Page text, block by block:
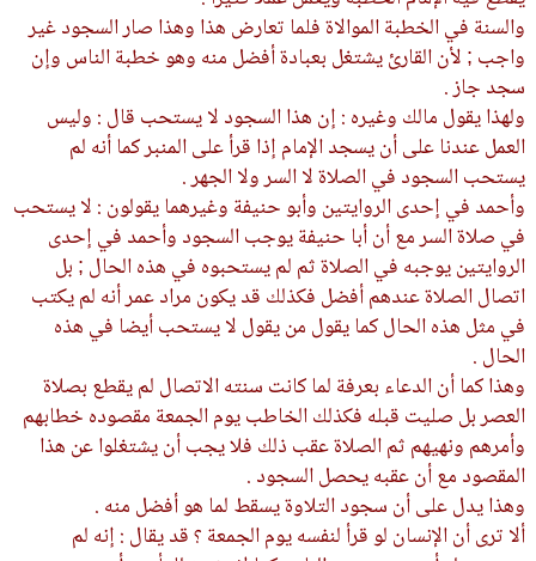
والسنة في الخطبة الموالاة فلما تعارض هذا وهذا صار السجود غير
واجب ; لأن القارئ يشتغل بعبادة أفضل منه وهو خطبة الناس وإن
سجد جاز .
ولهذا يقول مالك وغيره : إن هذا السجود لا يستحب قال : وليس
العمل عندنا على أن يسجد الإمام إذا قرأ على المنبر كما أنه لم
يستحب السجود في الصلاة لا السر ولا الجهر .
وأحمد في إحدى الروايتين وأبو حنيفة وغيرهما يقولون : لا يستحب
في صلاة السر مع أن أبا حنيفة يوجب السجود وأحمد في إحدى
الروايتين يوجبه في الصلاة ثم لم يستحبوه في هذه الحال ; بل
اتصال الصلاة عندهم أفضل فكذلك قد يكون مراد عمر أنه لم يكتب
في مثل هذه الحال كما يقول من يقول لا يستحب أيضا في هذه
الحال .
وهذا كما أن الدعاء بعرفة لما كانت سنته الاتصال لم يقطع بصلاة
العصر بل صليت قبله فكذلك الخاطب يوم الجمعة مقصوده خطابهم
وأمرهم ونهيهم ثم الصلاة عقب ذلك فلا يجب أن يشتغلوا عن هذا
المقصود مع أن عقبه يحصل السجود .
وهذا يدل على أن سجود التلاوة يسقط لما هو أفضل منه .
ألا ترى أن الإنسان لو قرأ لنفسه يوم الجمعة ؟ قد يقال : إنه لم